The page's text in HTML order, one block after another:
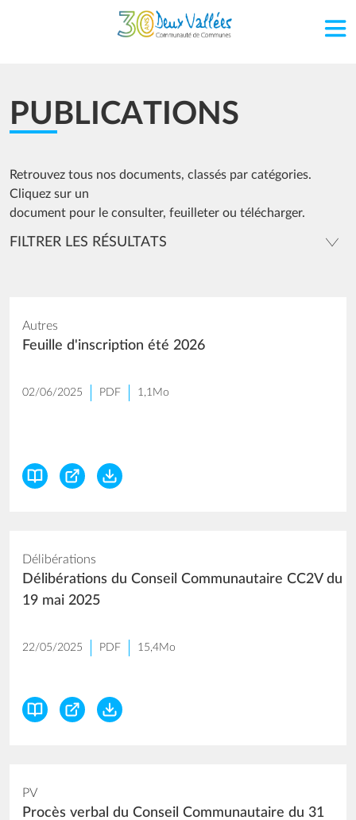
Aller au contenu principal
PUBLICATIONS
Retrouvez tous nos documents, classés par catégories.
Cliquez sur un
document pour le consulter, feuilleter ou télécharger.
FILTRER LES RÉSULTATS
Autres
Feuille d'inscription été 2026
02/06/2025 PDF 1,1Mo
Délibérations
Délibérations du Conseil Communautaire CC2V du
19 mai 2025
22/05/2025 PDF 15,4Mo
PV
Procès verbal du Conseil Communautaire du 31